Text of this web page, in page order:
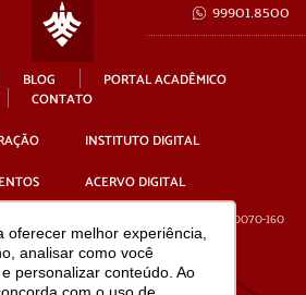
oferecer melhor experiência,
analisar como você
personalizar conteúdo. Ao
99901.8500
BLOG
PORTAL ACADÊMICO
CONTATO
INSTITUTO DIGITAL
ACERVO DIGITAL
4779 - 12º andar - Ilha do Leite, Recife - PE, 50070-160
19.831.816/0001-95